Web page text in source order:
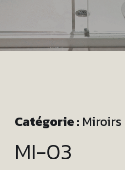
Catégorie : Miroirs
MI-03